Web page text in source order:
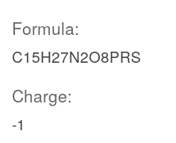
Formula:
C15H27N2O8PRS
Charge:
-1